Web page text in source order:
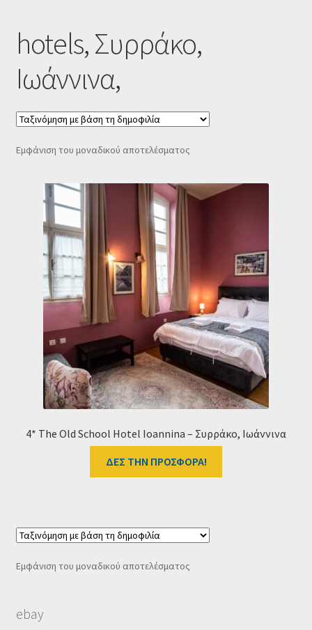
Δελτίο νέων
Επιβεβαίωση εγγραφής στο Newsletter του Dealistas.gr
Επικοινωνία
Καλάθι
Κατάστημα
Ο λογαριασμός μου
HOME
hotels, Συρράκο,
Ιωάννινα,
Εμφάνιση του μοναδικού αποτελέσματος
4* The Old School Hotel Ioannina – Συρράκο, Ιωάννινα
ΔΕΣ ΤΗΝ ΠΡΟΣΦΟΡΑ!
Εμφάνιση του μοναδικού αποτελέσματος
ebay